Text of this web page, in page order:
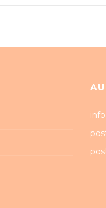
info